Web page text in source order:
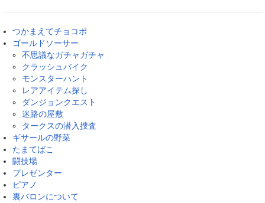
つかまえてチョコボ
ゴールドソーサー
不思議なガチャガチャ
クラッシュバイク
モンスターハント
レアアイテム探し
ダンジョンクエスト
迷路の屋敷
タークスの潜入捜査
ギサールの野菜
たまてばこ
闘技場
プレゼンター
ピアノ
裏バロンについて